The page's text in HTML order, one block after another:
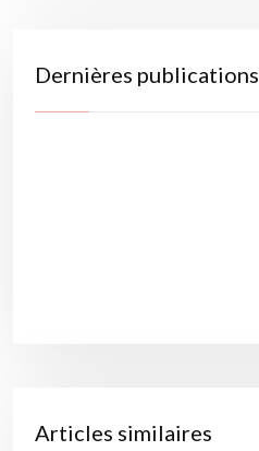
Dernières publications
Articles similaires